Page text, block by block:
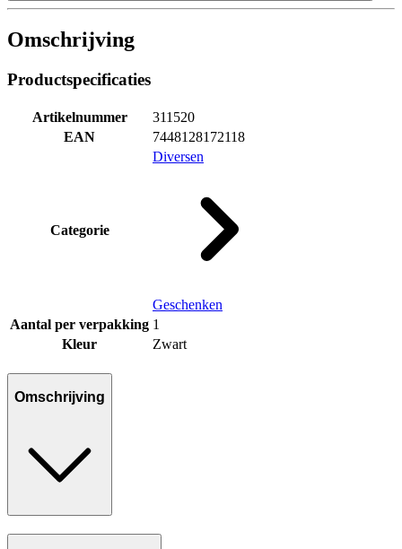
Omschrijving
Productspecificaties
Artikelnummer
311520
EAN
7448128172118
Categorie
Diversen
Geschenken
Aantal per verpakking 1
Kleur
Zwart
Omschrijving